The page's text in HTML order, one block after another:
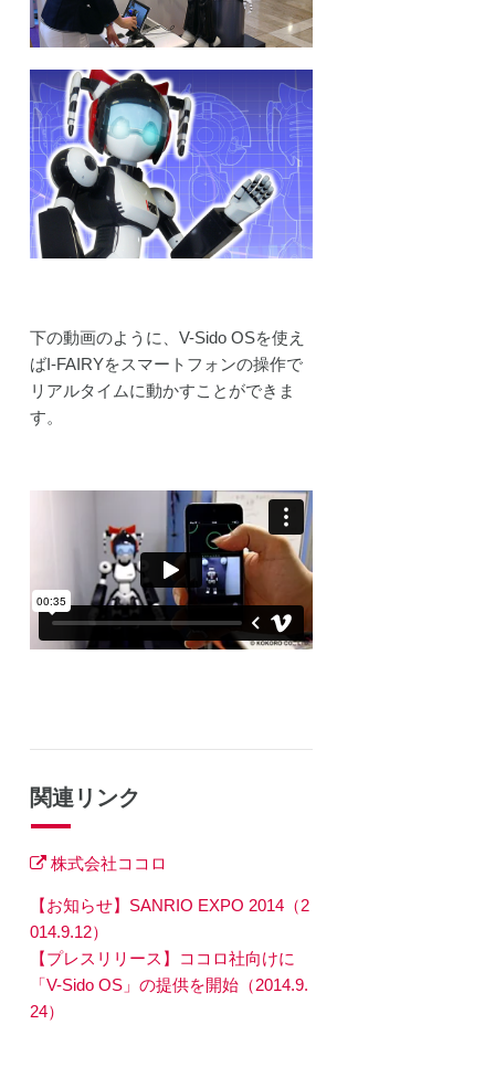
下の動画のように、V-Sido OSを使え
ばI-FAIRYをスマートフォンの操作で
リアルタイムに動かすことができま
す。
関連リンク
株式会社ココロ
【お知らせ】SANRIO EXPO 2014（2
014.9.12）
【プレスリリース】ココロ社向けに
「V-Sido OS」の提供を開始（2014.9.
24）